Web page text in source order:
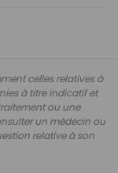
celles relatives à
à titre indicatif et
ou une
un médecin ou
relative à son